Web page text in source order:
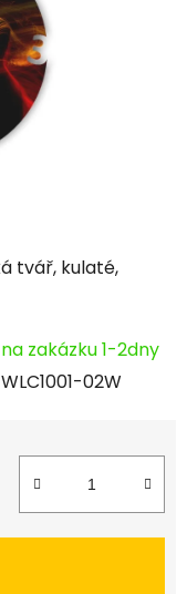
tvář, kulaté,
zakázku 1-2dny
02W